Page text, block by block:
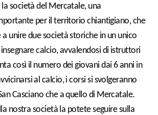
società del Mercatale, una
per il territorio chiantigiano, che
unire due società storiche in un unico
calcio, avvalendosi di istruttori
così il numero dei giovani dai 6 anni in
al calcio, i corsi si svolgeranno
Casciano che a quello di Mercatale.
nostra società la potete seguire sulla